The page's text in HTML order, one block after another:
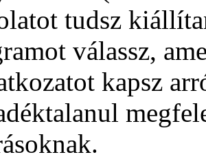
tudsz
válassz,
kapsz